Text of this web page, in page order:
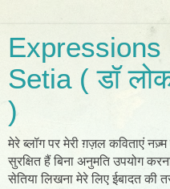
Setia ( डॉ
)
मेरे ब्लॉग पर मेरी ग़ज़ल कविताएं
सुरक्षित हैं बिना अनुमति उपयोग
सेतिया लिखना मेरे लिए ईबादत की